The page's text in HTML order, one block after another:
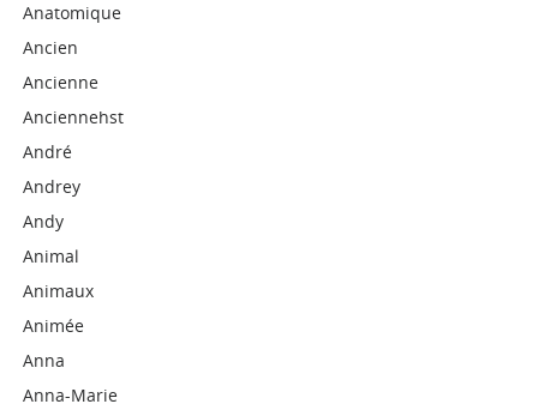
Anatomique
Ancien
Ancienne
Anciennehst
André
Andrey
Andy
Animal
Animaux
Animée
Anna
Anna-Marie